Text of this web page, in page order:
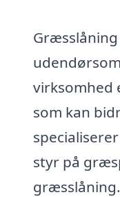
virksomhed
som kan
styr på
græsslåning.